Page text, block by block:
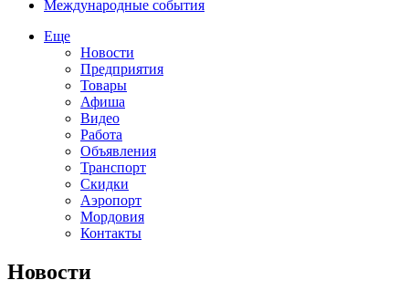
Международные события
Еще
Новости
Предприятия
Товары
Афиша
Видео
Работа
Объявления
Транспорт
Скидки
Аэропорт
Мордовия
Контакты
Новости